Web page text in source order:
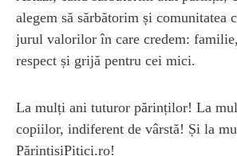
alegem să sărbătorim și comunitatea
jurul valorilor în care credem:
respect și grijă pentru cei mici.
La mulți ani tuturor părinților! La
copiilor, indiferent de vârstă! Și la
PărințișiPitici.ro!